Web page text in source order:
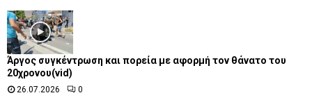
Άργος συγκέντρωση και πορεία με αφορμή τον θάνατο του
20χρονου(vid)
26.07.2026 0